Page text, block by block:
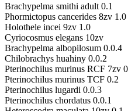
Brachypelma smithi adult 0.1
Phormictopus cancerides 8zv 1.0
Holothele incei 9zv 1.0
Cyriocosmus elegans 10zv
Brachypelma albopilosum 0.0.4
Chilobrachys huahiny 0.0.2
Pterinochilus murinus RCF 7zv
Pterinochilus murinus TCF 0.2
Pterinochilus lugardi 0.0.3
Pterinochilus chordatus 0.0.1